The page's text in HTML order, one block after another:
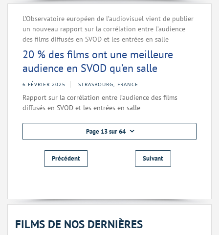
L’Observatoire européen de l’audiovisuel vient de publier
un nouveau rapport sur la corrélation entre l’audience
des films diffusés en SVOD et les entrées en salle
20 % des films ont une meilleure
audience en SVOD qu’en salle
6 FÉVRIER 2025 STRASBOURG, FRANCE
Rapport sur la corrélation entre l’audience des films
diffusés en SVOD et les entrées en salle
Page 13 sur 64
Précédent Suivant
FILMS DE NOS DERNIÈRES